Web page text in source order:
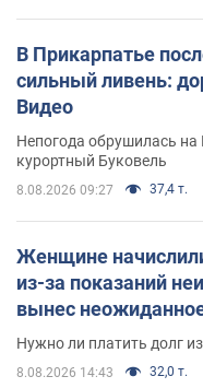
В Прикарпатье
сильный ливень:
Видео
Непогода обрушилась
курортный Буковель
8.08.2026 09:27 37,4 т.
Женщине
из-за показаний
вынес
Нужно ли платить долг
8.08.2026 14:43 32,0 т.